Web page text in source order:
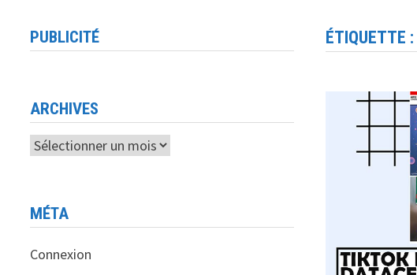
ÉTIQUETTE :
PUBLICITÉ
ARCHIVES
Archives
MÉTA
Connexion